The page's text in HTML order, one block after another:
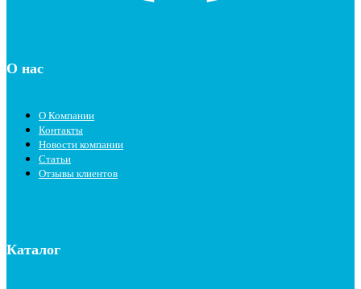
О нас
О Компании
Контакты
Новости компании
Статьи
Отзывы клиентов
Каталог